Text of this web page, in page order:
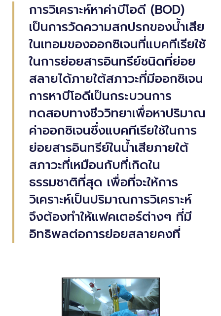
การวิเคราะห์หาค่าบีโอดี (BOD)
เป็นการวัดความสกปรกของน้ำเสีย
ในเทอมของออกซิเจนที่แบคทีเรียใช้
ในการย่อยสารอินทรีย์ชนิดที่ย่อย
สลายได้ภายใต้สภาวะที่มีออกซิเจน
การหาบีโอดีเป็นกระบวนการ
ทดสอบทางชีววิทยาเพื่อหาปริมาณ
ค่าออกซิเจนซึ่งแบคทีเรียใช้ในการ
ย่อยสารอินทรีย์ในน้ำเสียภายใต้
สภาวะที่เหมือนกับที่เกิดใน
ธรรมชาติที่สุด เพื่อที่จะให้การ
วิเคราะห์เป็นปริมาณการวิเคราะห์
จึงต้องทำให้แฟคเตอร์ต่างๆ ที่มี
อิทธิพลต่อการย่อยสลายคงที่